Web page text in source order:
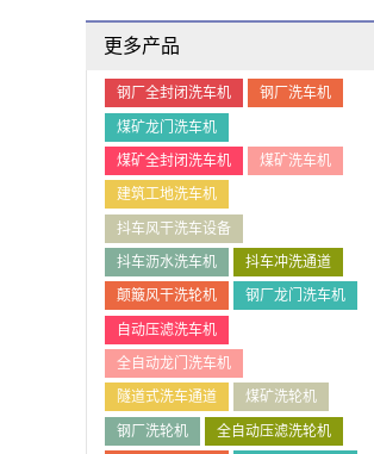
更多产品
钢厂全封闭洗车机 钢厂洗车机
煤矿龙门洗车机
煤矿全封闭洗车机 煤矿洗车机
建筑工地洗车机
抖车风干洗车设备
抖车沥水洗车机 抖车冲洗通道
颠簸风干洗轮机 钢厂龙门洗车机
自动压滤洗车机
全自动龙门洗车机
隧道式洗车通道 煤矿洗轮机
钢厂洗轮机 全自动压滤洗轮机